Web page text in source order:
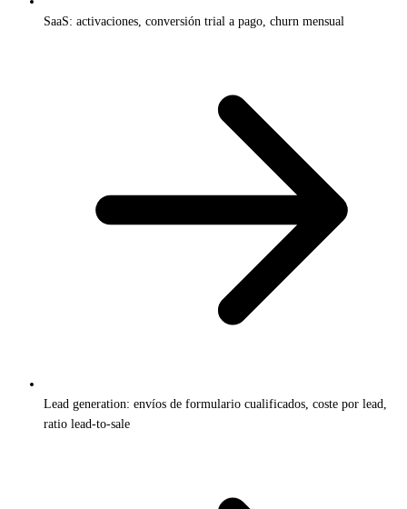
SaaS: activaciones, conversión trial a pago, churn mensual
Lead generation: envíos de formulario cualificados, coste por lead,
ratio lead-to-sale